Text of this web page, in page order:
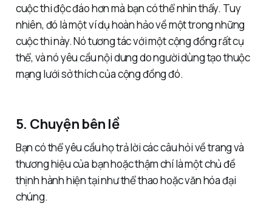
cuộc thi độc đáo hơn mà bạn có thể nhìn thấy. Tuy
nhiên, đó là một ví dụ hoàn hảo về một trong những
cuộc thi này. Nó tương tác với một cộng đồng rất cụ
thể, và nó yêu cầu nội dung do người dùng tạo thuộc
mạng lưới sở thích của cộng đồng đó.
5. Chuyện bên lề
Bạn có thể yêu cầu họ trả lời các câu hỏi về trang và
thương hiệu của bạn hoặc thậm chí là một chủ đề
thịnh hành hiện tại như thể thao hoặc văn hóa đại
chúng.